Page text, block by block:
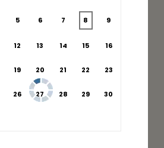
5 6 7 8 9
12 13 14 15 16
19 20 21 22 23
26 27 28 29 30